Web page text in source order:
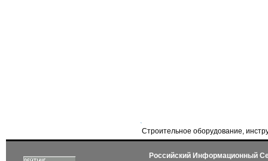
Строительное оборудование,
Российский Информационный